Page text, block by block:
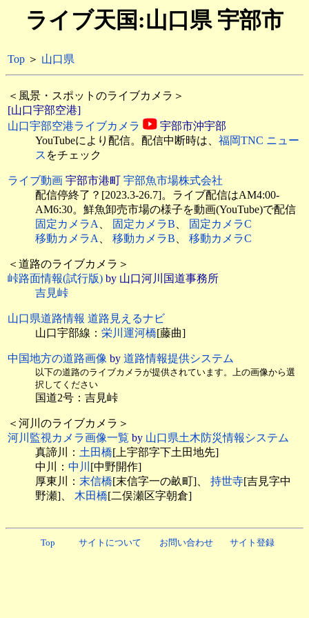
ライブ天国:山口県 宇部市
Top ＞ 山口県
＜風景・スポットのライブカメラ＞
[山口宇部空港]
山口宇部空港ライブカメラ
宇部市沖宇部
YouTubeにより配信。配信中断時は、 福岡TNC ニュー
ス をチェック
ライブ動画 宇部市港町 宇部魚市場株式会社
配信停終了？[2023.3-26.7]。ライブ配信はAM4:00-
AM6:30。鮮魚卸売市場の様子を動画(YouTube)で配信
固定カメラA、 固定カメラB、
固定カメラC
移動カメラA、 移動カメラB、 移動カメラC
＜道路のライブカメラ＞
峠路面情報(試行版) by 山口河川国道事務所
吉見峠
山口県道路情報 道路見えるナビ
山口宇部線： 栄川運河橋[藤曲]
中国地方の道路画像 by 道路情報提供システム
以下の道路のライブカメラが提供されています。上の画像から選
択してください
国道2号：吉見峠
＜河川のライブカメラ＞
河川監視カメラ画像一覧 by 山口県土木防災情報システム
真諦川： 土田橋[上宇部字下土田地先]
中川： 中川 [中野開作]
厚東川： 末信橋[末信字一の畝町]、 持世寺[吉見字中
野瀬]、 木田橋[二俣瀬区字朝倉]
Top サイトについて お問い合わせ サイト登録